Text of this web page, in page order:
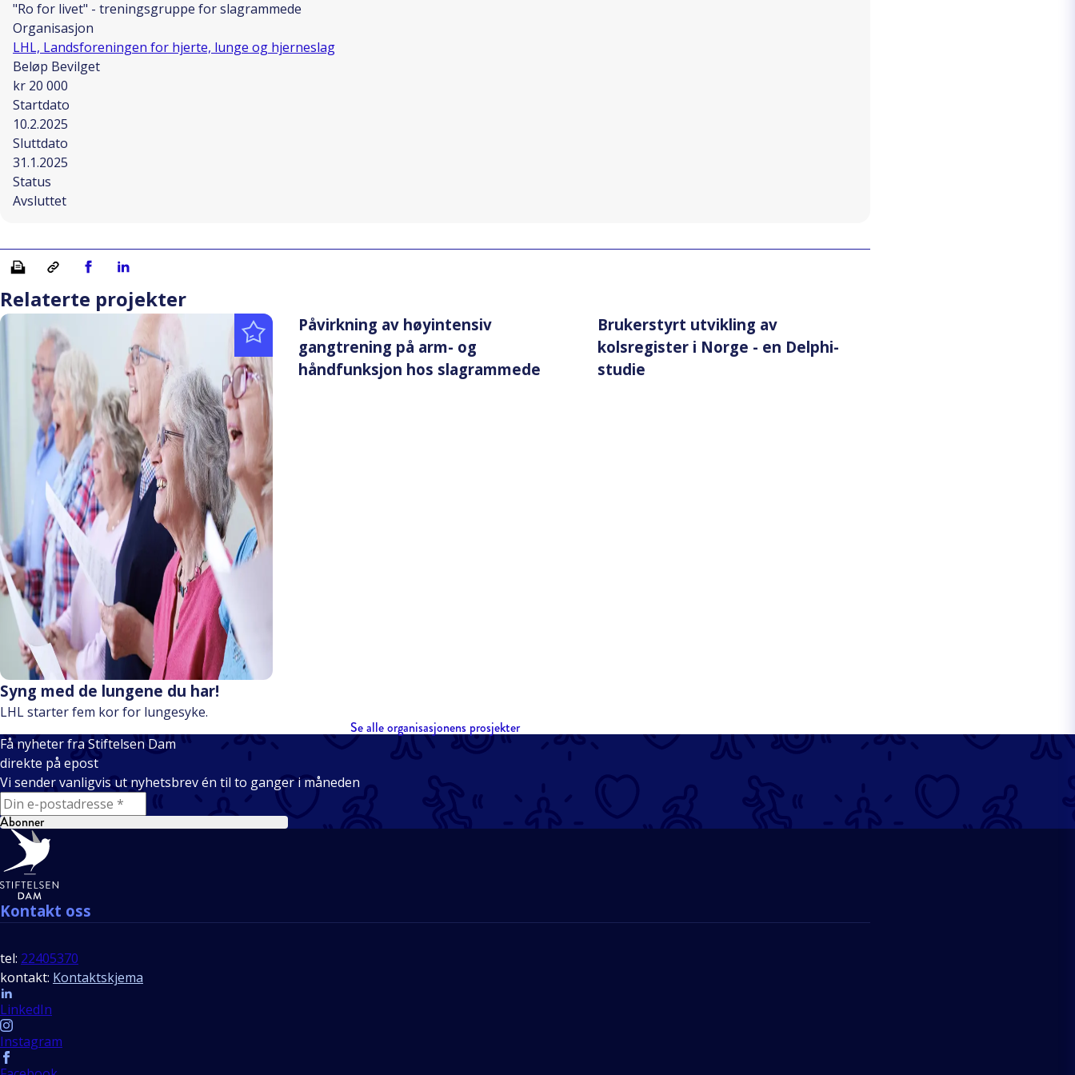
"Ro for livet" - treningsgruppe for slagrammede
Organisasjon
LHL, Landsforeningen for hjerte, lunge og hjerneslag
Beløp Bevilget
kr 20 000
Startdato
10.2.2025
Sluttdato
31.1.2025
Status
Avsluttet
Skriv ut Kopiera länkDel på Facebook
Del på Linkedin
Relaterte projekter
Syng med de lungene du har!
LHL starter fem kor for lungesyke.
Påvirkning av høyintensiv
gangtrening på arm- og
håndfunksjon hos slagrammede
Brukerstyrt utvikling av
kolsregister i Norge - en Delphi-
studie
Se alle organisasjonens prosjekter
Få nyheter fra Stiftelsen Dam
direkte på epost
Vi sender vanligvis ut nyhetsbrev én til to ganger i måneden
E-mail
Abonner
Bunntekst
Kontakt oss
tel: 22405370
kontakt: Kontaktskjema
Follow us
LinkedIn
Instagram